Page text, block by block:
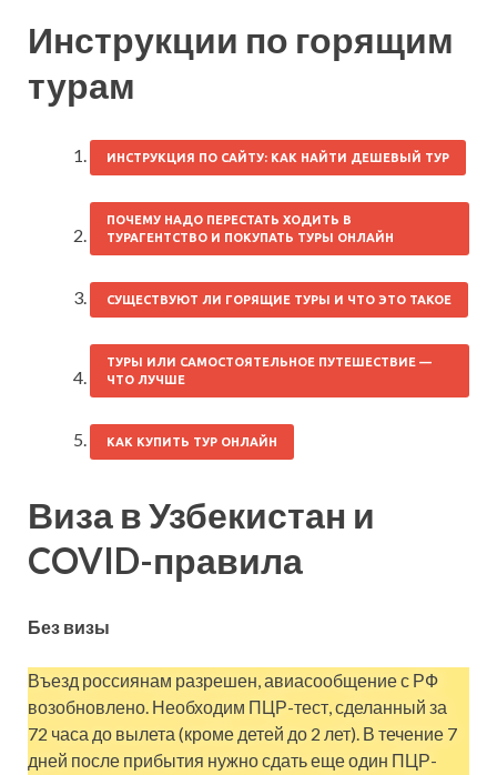
Инструкции по горящим
турам
ИНСТРУКЦИЯ ПО САЙТУ: КАК НАЙТИ ДЕШЕВЫЙ ТУР
ПОЧЕМУ НАДО ПЕРЕСТАТЬ ХОДИТЬ В
ТУРАГЕНТСТВО И ПОКУПАТЬ ТУРЫ ОНЛАЙН
СУЩЕСТВУЮТ ЛИ ГОРЯЩИЕ ТУРЫ И ЧТО ЭТО ТАКОЕ
ТУРЫ ИЛИ САМОСТОЯТЕЛЬНОЕ ПУТЕШЕСТВИЕ —
ЧТО ЛУЧШЕ
КАК КУПИТЬ ТУР ОНЛАЙН
Виза в Узбекистан и
COVID-правила
Без визы
Въезд россиянам разрешен, авиасообщение с РФ
возобновлено. Необходим ПЦР-тест, сделанный за
72 часа до вылета (кроме детей до 2 лет). В течение 7
дней после прибытия нужно сдать еще один ПЦР-